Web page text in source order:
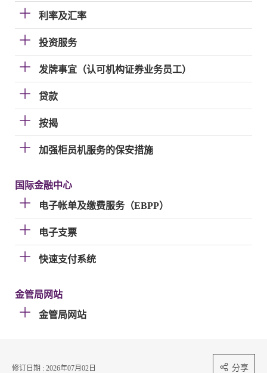
利率及汇率
投资服务
发牌事宜（认可机构证券业务员工）
贷款
按揭
加强柜员机服务的保安措施
国际金融中心
电子帐单及缴费服务（EBPP）
电子支票
快速支付系统
金管局网站
金管局网站
修订日期 : 2026年07月02日 分享